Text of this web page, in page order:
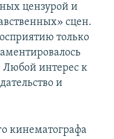
цензурой и
сцен.
только
интерес к
и
кинематографа